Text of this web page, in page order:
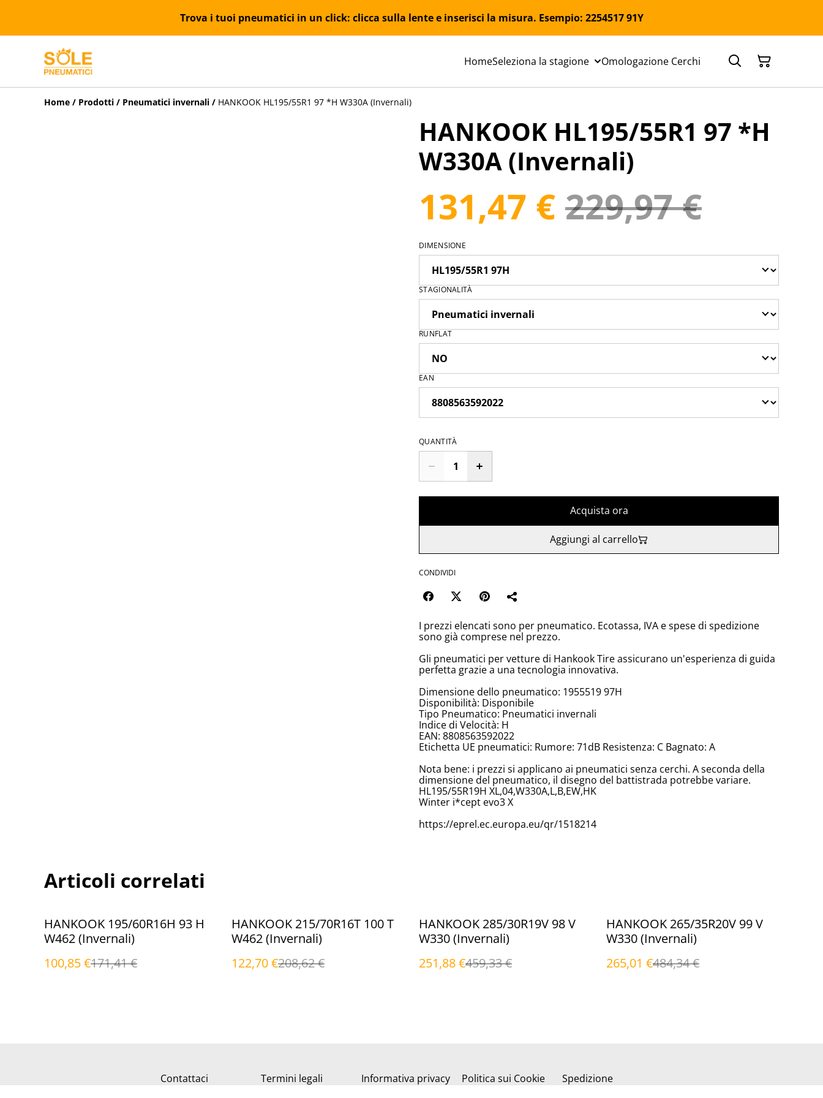
Trova i tuoi pneumatici in un click: clicca sulla lente e inserisci la misura. Esempio: 2254517 91Y
HomeSeleziona la stagione Omologazione Cerchi
Home / Prodotti / Pneumatici invernali / HANKOOK HL195/55R1 97 *H W330A (Invernali)
HANKOOK HL195/55R1 97 *H
W330A (Invernali)
131,47 € 229,97 €
DIMENSIONE
STAGIONALITÀ
RUNFLAT
EAN
QUANTITÀ
Acquista ora
Aggiungi al carrello
CONDIVIDI
I prezzi elencati sono per pneumatico. Ecotassa, IVA e spese di spedizione
sono già comprese nel prezzo.
Gli pneumatici per vetture di Hankook Tire assicurano un'esperienza di guida
perfetta grazie a una tecnologia innovativa.
Dimensione dello pneumatico: 1955519 97H
Disponibilità: Disponibile
Tipo Pneumatico: Pneumatici invernali
Indice di Velocità: H
EAN: 8808563592022
Etichetta UE pneumatici: Rumore: 71dB Resistenza: C Bagnato: A
Nota bene: i prezzi si applicano ai pneumatici senza cerchi. A seconda della
dimensione del pneumatico, il disegno del battistrada potrebbe variare.
HL195/55R19H XL,04,W330A,L,B,EW,HK
Winter i*cept evo3 X
https://eprel.ec.europa.eu/qr/1518214
Articoli correlati
%
HANKOOK 195/60R16H 93 H
W462 (Invernali)
100,85 €171,41 €
%
HANKOOK 215/70R16T 100 T
W462 (Invernali)
122,70 €208,62 €
%
HANKOOK 285/30R19V 98 V
W330 (Invernali)
251,88 €459,33 €
%
HANKOOK 265/35R20V 99 V
W330 (Invernali)
265,01 €484,34 €
Contattaci Termini legali Informativa privacy Politica sui Cookie Spedizione